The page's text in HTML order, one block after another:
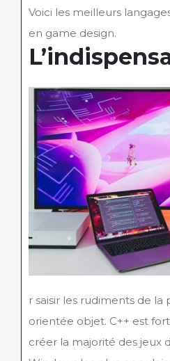
Voici les meilleurs
en game design.
r saisir les rudiments de
orientée objet. C++ est
créer la majorité des jeux